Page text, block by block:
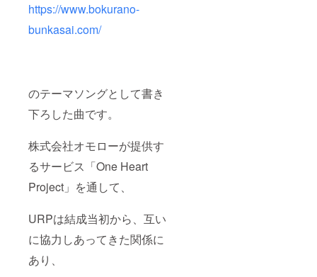
https://www.bokurano-
bunkasai.com/
のテーマソングとして書き
下ろした曲です。
株式会社オモローが提供す
るサービス「One Heart
Project」を通して、
URPは結成当初から、互い
に協力しあってきた関係に
あり、